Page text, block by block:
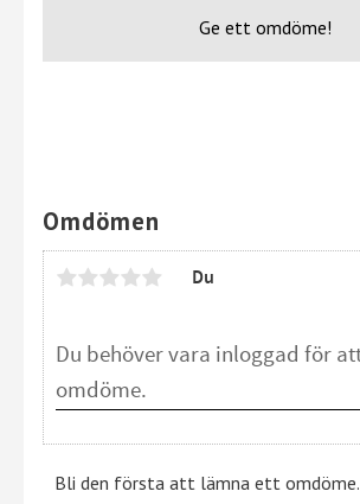
Ge ett omdöme!
Omdömen
Du
Bli den första att lämna ett omdöme.